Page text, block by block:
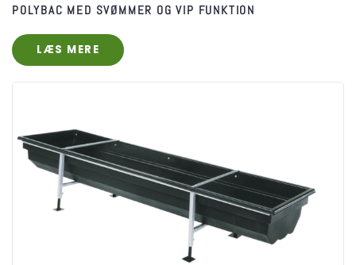
POLYBAC MED SVØMMER OG VIP FUNKTION
LÆS MERE